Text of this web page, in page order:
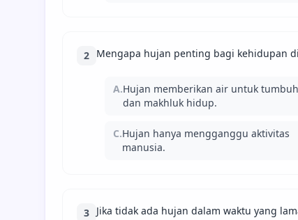
2 Mengapa hujan penting bagi kehidupan
A.Hujan memberikan air untuk
dan makhluk hidup.
C.Hujan hanya mengganggu aktivitas
manusia.
3 Jika tidak ada hujan dalam waktu yang